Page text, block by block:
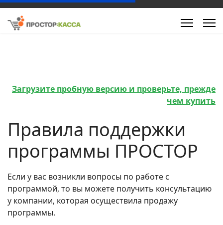
Загрузите пробную версию и проверьте, прежде
чем купить
Правила поддержки
программы ПРОСТОР
Если у вас возникли вопросы по работе с
программой, то вы можете получить консультацию
у компании, которая осуществила продажу
программы.